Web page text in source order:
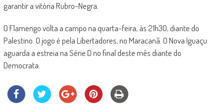
garantir a vitória Rubro-Negra.
O Flamengo volta a campo na quarta-feira, às 21h30, diante do
Palestino. O jogo é pela Libertadores, no Maracanã. O Nova Iguaçu
aguarda a estreia na Série D no final deste mês diante do
Democrata.